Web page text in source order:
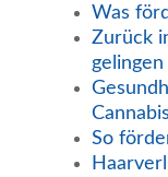
Was
Zurück
gelingen
Cannabis
So